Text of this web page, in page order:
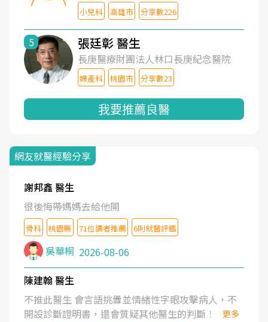
小兒科 高雄市 分享數226
5 張廷彰 醫生
長庚醫療財團法人林口長庚紀念醫院
婦產科 桃園市 分享數23
我要推薦良醫
網友就醫經驗分享
謝邦鑫 醫生
很後悔帶媽媽去給他開
骨科 桃園縣 71位讀者推薦 6則就醫評鑑
吳華桐 2026-08-06
陳建翰 醫生
不推此醫生 會言語挑釁並情緒性字眼攻擊病人，不
開設診斷證明書，還會質疑其他醫生的判斷！
更多